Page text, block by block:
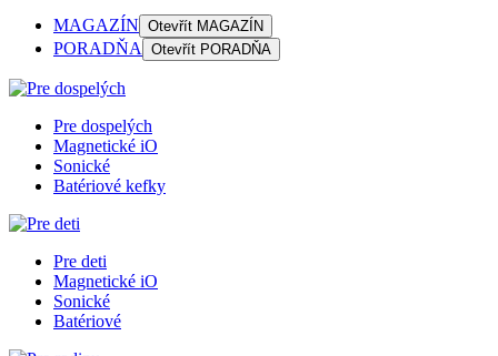
MAGAZÍN Otevřít MAGAZÍN
PORADŇA Otevřít PORADŇA
Pre dospelých
Magnetické iO
Sonické
Batériové kefky
Pre deti
Magnetické iO
Sonické
Batériové